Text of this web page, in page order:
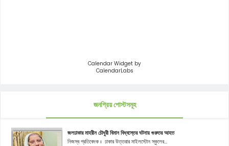
Calendar Widget by
CalendarLabs
জনপ্রিয় পোস্টসমূহ
জলঢাকার মাহরীন চৌধুরী বিমান বিধ্বস্তের ঘটনায় গুরুতর আহত
নিজস্ব প্রতিবেদক ঃ ঢাকার উত্তরার মাইলস্টোন স্কুলের...